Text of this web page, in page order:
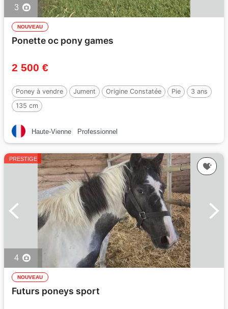
3
NOUVEAU
Ponette oc pony games
2 500 €
Poney à vendre Jument Origine Constatée Pie
3 ans
135 cm
Haute-Vienne Professionnel
PRESTIGE
4
NOUVEAU
Futurs poneys sport